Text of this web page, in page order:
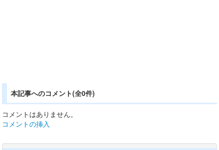
本記事へのコメント(全0件)
コメントはありません。
コメントの挿入